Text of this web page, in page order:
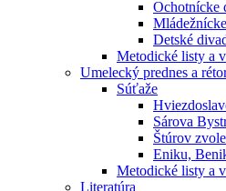
Ochotnícke
Detské
Metodické listy a
Umelecký prednes a
Súťaže
Sárova
Štúrov
Eniku,
Metodické listy a
Literatúra